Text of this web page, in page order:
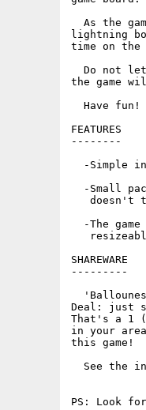
As the
lightning
time on the
Do not
the game
  Have fun!
FEATURES
--------
-Simple
-Small
doesn't
-The game
SHAREWARE
---------
Deal: just
That's a 1
in your
this game!
See the
PS: Look